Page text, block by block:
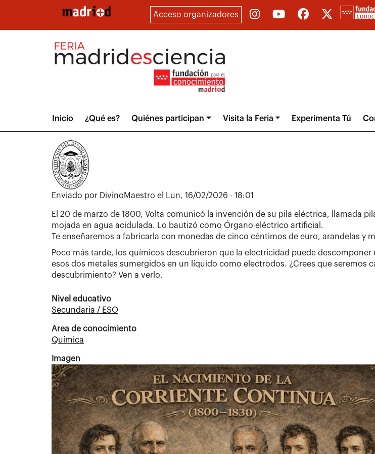
Acceso organizadores
Main
menuInicio ¿Qué es? Quiénes participan Visita la Feria Experimenta Tú
Enviado por DivinoMaestro el Lun, 16/02/2026 - 18:01
El 20 de marzo de 1800, Volta comunicó la invención de su pila eléctrica, llamada
mojada en agua acidulada. Lo bautizó como Órgano eléctrico artificial.
Te enseñaremos a fabricarla con monedas de cinco céntimos de euro, arandelas y
Poco más tarde, los químicos descubrieron que la electricidad puede
esos dos metales sumergidos en un líquido como electrodos. ¿Crees que seremos
descubrimiento? Ven a verlo.
Nivel educativo
Secundaria / ESO
Area de conocimiento
Química
Imagen